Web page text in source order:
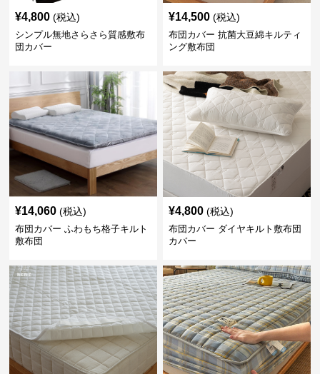
¥4,800 (税込)
シンプル無地さらさら質感敷布
団カバー
¥14,500 (税込)
布団カバー 抗菌大豆綿キルティ
ング敷布団
¥14,060 (税込)
布団カバー ふわもち格子キルト
敷布団
¥4,800 (税込)
布団カバー ダイヤキルト敷布団
カバー